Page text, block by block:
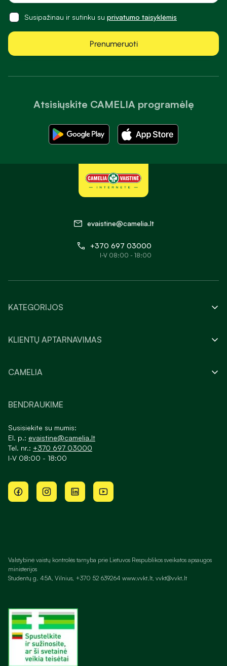
Atsisiųskite CAMELIA programėlę
Susipažinau ir sutinku su privatumo taisyklėmis
Prenumeruoti
evaistine@camelia.lt
+370 697 03000
I-V 08:00 - 18:00
KATEGORIJOS
KLIENTŲ APTARNAVIMAS
CAMELIA
BENDRAUKIME
Susisiekite su mumis:
El. p.: evaistine@camelia.lt
Tel. nr.: +370 697 03000
I-V 08:00 - 18:00
Valstybinė vaistų kontrolės tarnyba prie Lietuvos Respublikos sveikatos apsaugos
ministerijos
Studentų g. 45A, Vilnius, +370 52 639264 www.vvkt.lt, vvkt@vvkt.lt